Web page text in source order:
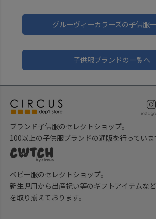
グルーヴィーカラーズの子供服
子供服ブランドの一覧へ
ブランド子供服のセレクトショップ。
100以上の子供服ブランドの通販を行っていま
ベビー服のセレクトショップ。
新生児用から出産祝い等のギフトアイテムな
を取り揃えております。